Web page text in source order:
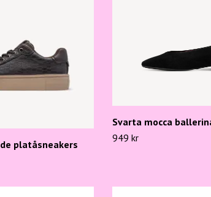
platåsneakers
Svarta mocca
949 kr